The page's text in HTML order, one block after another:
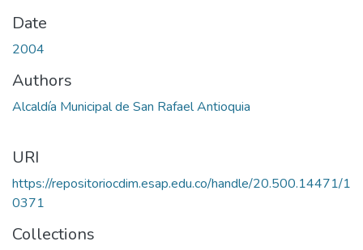
Date
2004
Authors
Alcaldía Municipal de San Rafael Antioquia
URI
https://repositoriocdim.esap.edu.co/handle/20.500.14471/1
0371
Collections